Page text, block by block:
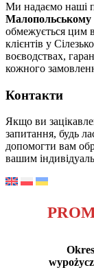
Ми надаємо наші
Малопольському
обмежується цим
клієнтів у
воєводствах,
кожного
Контакти
Якщо ви
запитання, будь
допомогти вам
вашим
Okres